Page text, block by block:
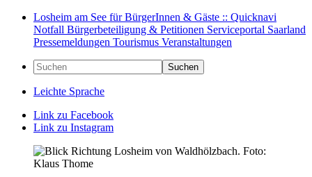
Losheim am See für BürgerInnen & Gäste :: Quicknavi
Notfall Bürgerbeteiligung & Petitionen Serviceportal Saarland
Pressemeldungen Tourismus Veranstaltungen
Suchen
Leichte Sprache
Link zu Facebook
Link zu Instagram